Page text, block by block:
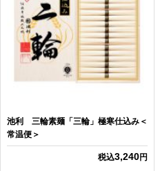
池利 三輪素麺「三輪」極寒仕込み＜
常温便＞
税込3,240円